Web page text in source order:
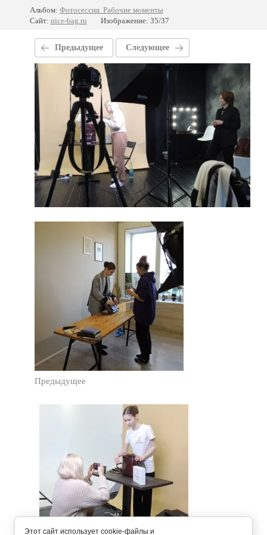
Альбом: Фотосессия. Рабочие моменты
Сайт: nice-bag.ru Изображение: 35/37
Предыдущее Следующее
Предыдущее
Этот сайт использует cookie-файлы и